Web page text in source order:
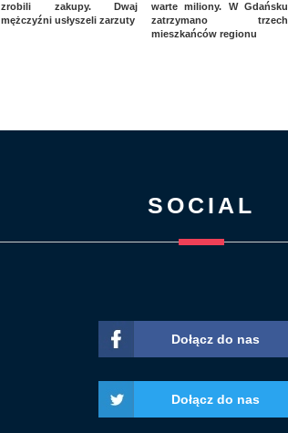
zrobili zakupy. Dwaj
mężczyźni usłyszeli zarzuty
warte miliony. W Gdańsku
zatrzymano trzech
mieszkańców regionu
SOCIAL
Dołącz do nas
Dołącz do nas